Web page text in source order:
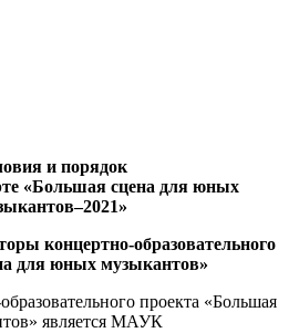
и порядок
«Большая сцена для юных
концертно-образовательного
для юных музыкантов»
проекта «Большая
является МАУК